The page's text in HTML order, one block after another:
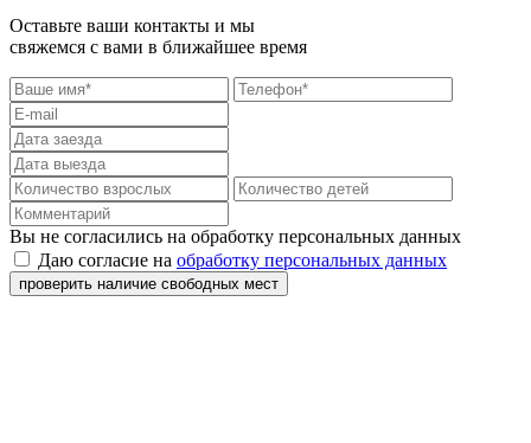
Оставьте ваши контакты и мы
свяжемся с вами в ближайшее время
Вы не согласились на обработку персональных данных
Даю согласие на обработку персональных данных
проверить наличие свободных мест